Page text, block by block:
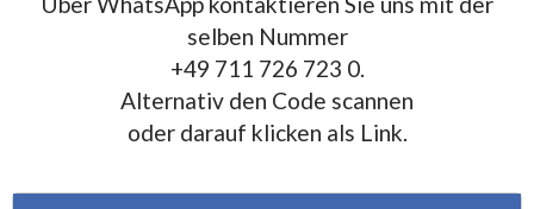
selben Nummer
+49 711 726 723 0.
Alternativ den Code scannen
oder darauf klicken als Link.